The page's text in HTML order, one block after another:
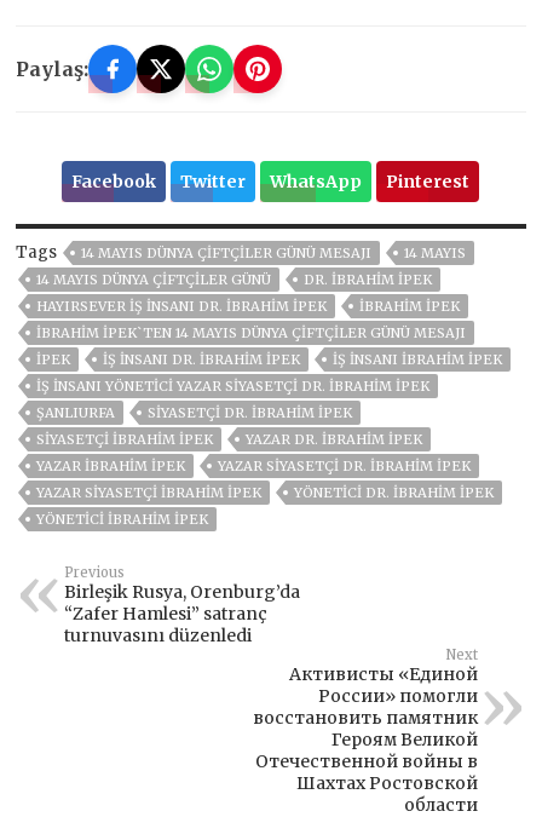
Paylaş:
Facebook Twitter WhatsApp Pinterest
Tags 14 MAYIS DÜNYA ÇİFTÇİLER GÜNÜ MESAJI
14 MAYIS
14 MAYIS DÜNYA ÇIFTÇILER GÜNÜ
DR. İBRAHIM İPEK
HAYIRSEVER IŞ INSANI DR. İBRAHIM İPEK
İBRAHİM İPEK
İBRAHİM İPEK`TEN 14 MAYIS DÜNYA ÇİFTÇİLER GÜNÜ MESAJI
İPEK
İŞ İNSANI DR. İBRAHIM İPEK
İŞ İNSANI İBRAHIM İPEK
İŞ İNSANI YÖNETICI YAZAR SIYASETÇI DR. İBRAHIM İPEK
ŞANLIURFA
SIYASETÇI DR. İBRAHIM İPEK
SIYASETÇI İBRAHIM İPEK
YAZAR DR. İBRAHIM İPEK
YAZAR İBRAHIM İPEK
YAZAR SIYASETÇI DR. İBRAHIM İPEK
YAZAR SIYASETÇI İBRAHIM İPEK
YÖNETICI DR. İBRAHIM İPEK
YÖNETICI İBRAHIM İPEK
Previous
Birleşik Rusya, Orenburg’da
“Zafer Hamlesi” satranç
turnuvasını düzenledi
Next
Активисты «Единой
России» помогли
восстановить памятник
Героям Великой
Отечественной войны в
Шахтах Ростовской
области